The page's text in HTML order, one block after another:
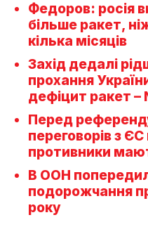
Федоров: росія
більше ракет,
кілька місяців
Захід дедалі
прохання
дефіцит ракет –
Перед
переговорів з
противники
В ООН
подорожчання
року